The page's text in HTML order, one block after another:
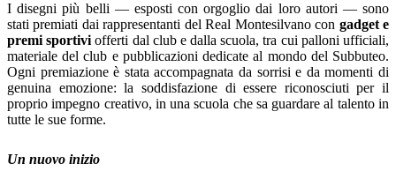
I disegni più belli — esposti con orgoglio dai loro autori — sono
stati premiati dai rappresentanti del Real Montesilvano con gadget e
premi sportiviofferti dal club e dalla scuola, tra cui palloni ufficiali,
materiale del club e pubblicazioni dedicate al mondo del Subbuteo.
Ogni premiazione è stata accompagnata da sorrisi e da momenti di
genuina emozione: la soddisfazione di essere riconosciuti per il
proprio impegno creativo, in una scuola che sa guardare al talento in
tutte le sue forme.
Un nuovo inizio